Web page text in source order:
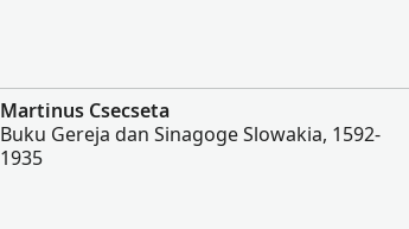
Martinus Csecseta
Buku Gereja dan Sinagoge Slowakia, 1592-
1935